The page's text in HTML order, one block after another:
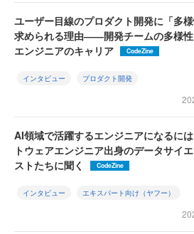
ユーザー目線のプロダクト開発に「多
求められる理由――開発チームの多様
エンジニアのキャリア
CodeZine
インタビュー プロダクト開発
AI領域で活躍するエンジニアになるに
トウェアエンジニア出身のデータサイ
ストたちに聞く
CodeZine
インタビュー エキスパート向け（ヤフー）